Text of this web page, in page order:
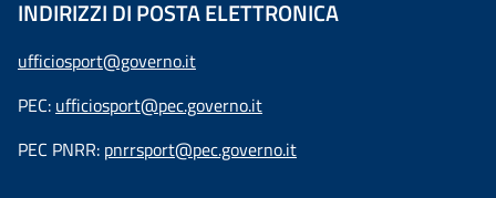
INDIRIZZI DI POSTA ELETTRONICA
ufficiosport@governo.it
PEC: ufficiosport@pec.governo.it
PEC PNRR: pnrrsport@pec.governo.it